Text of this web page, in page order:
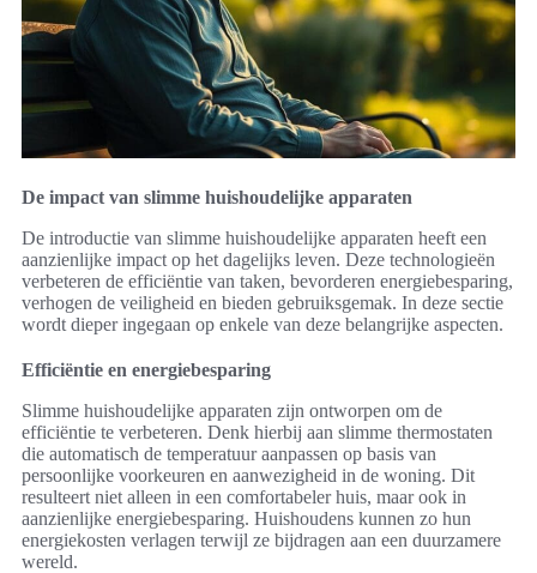
De impact van slimme huishoudelijke apparaten
De introductie van slimme huishoudelijke apparaten heeft een
aanzienlijke impact op het dagelijks leven. Deze technologieën
verbeteren de efficiëntie van taken, bevorderen energiebesparing,
verhogen de veiligheid en bieden gebruiksgemak. In deze sectie
wordt dieper ingegaan op enkele van deze belangrijke aspecten.
Efficiëntie en energiebesparing
Slimme huishoudelijke apparaten zijn ontworpen om de
efficiëntie te verbeteren. Denk hierbij aan slimme thermostaten
die automatisch de temperatuur aanpassen op basis van
persoonlijke voorkeuren en aanwezigheid in de woning. Dit
resulteert niet alleen in een comfortabeler huis, maar ook in
aanzienlijke energiebesparing. Huishoudens kunnen zo hun
energiekosten verlagen terwijl ze bijdragen aan een duurzamere
wereld.